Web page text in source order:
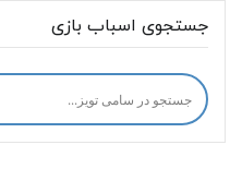
جستجوی اسباب بازی